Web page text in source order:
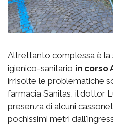
Altrettanto complessa è
igienico-sanitario in corso
irrisolte le problematiche
farmacia Sanitas, il dottor
presenza di alcuni
pochissimi metri